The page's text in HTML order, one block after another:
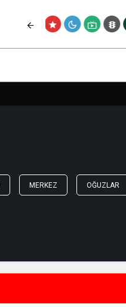
MERKEZ OĞUZLAR